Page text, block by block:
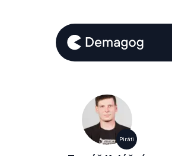
Piráti